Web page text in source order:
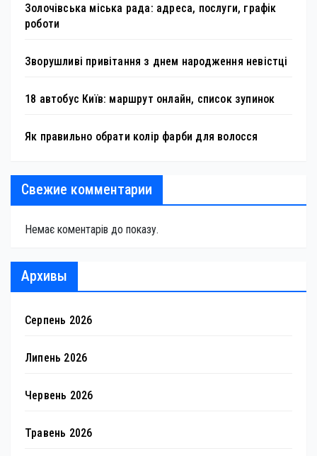
Золочівська міська рада: адреса, послуги, графік
роботи
Зворушливі привітання з днем народження невістці
18 автобус Київ: маршрут онлайн, список зупинок
Як правильно обрати колір фарби для волосся
Свежие комментарии
Немає коментарів до показу.
Архивы
Серпень 2026
Липень 2026
Червень 2026
Травень 2026